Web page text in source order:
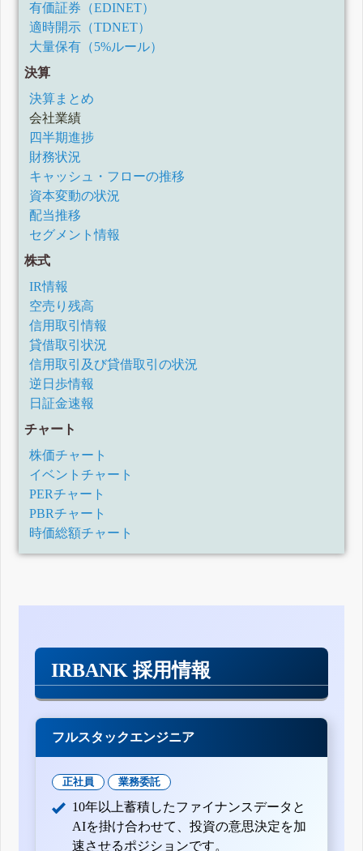
有価証券報告書-第19期(令和3年4月1日-令和4年3月31日)
四半期報告書-第19期第3四半期(令和3年10月1日-令和3年12
月31日)
30日)
四半期報告書-第19期第1四半期(令和3年4月1日-令和3年6月
30日)
有価証券報告書-第18期(令和2年4月1日-令和3年3月31日)
四半期報告書-第18期第3四半期(令和2年10月1日-令和2年12
月31日)
四半期報告書-第18期第2四半期(令和2年7月1日-令和2年9月
30日)
四半期報告書-第18期第1四半期(令和2年4月1日-令和2年6月
30日)
有価証券報告書-第17期(平成31年4月1日-令和2年3月31日)
四半期報告書-第17期第3四半期(令和1年10月1日-令和1年12
四半期報告書-第17期第2四半期(令和1年7月1日-令和1年9月
30日)
四半期報告書-第17期第1四半期(平成31年4月1日-令和1年6月
30日)
有価証券報告書-第16期(平成30年4月1日-平成31年3月31日)
四半期報告書-第16期第3四半期(平成30年10月1日-平成30年
12月31日)
四半期報告書-第16期第2四半期(平成30年7月1日-平成30年9
月30日)
訂正有価証券報告書-第15期(平成29年4月1日-平成30年3月31
日)
四半期報告書-第16期第1四半期(平成30年4月1日-平成30年6
月30日)
有価証券報告書-第15期(平成29年4月1日-平成30年3月31日)
四半期報告書-第15期第3四半期(平成29年10月1日-平成29年
12月31日)
四半期報告書-第15期第2四半期(平成29年7月1日-平成29年9
月30日)
四半期報告書-第15期第1四半期(平成29年4月1日-平成29年6
月30日)
有価証券報告書-第14期(平成28年4月1日-平成29年3月31日)
四半期報告書-第14期第2四半期(平成28年7月1日-平成28年9
有価証券報告書-第13期(平成27年4月1日-平成28年3月31日)
四半期報告書-第13期第3四半期(平成27年10月1日-平成27年
12月31日)
月30日)
四半期報告書-第13期第1四半期(平成27年4月1日-平成27年6
月30日)
四半期報告書-第12期第3四半期(平成26年10月1日-平成26年
12月31日)
四半期報告書-第12期第2四半期(平成26年7月1日-平成26年9
四半期報告書-第12期第1四半期(平成26年4月1日-平成26年6
有価証券（EDINET）
適時開示（TDNET）
大量保有（5%ルール）
決算
決算まとめ
会社業績
四半期進捗
財務状況
キャッシュ・フローの推移
資本変動の状況
配当推移
セグメント情報
株式
IR情報
空売り残高
信用取引情報
貸借取引状況
信用取引及び貸借取引の状況
逆日歩情報
日証金速報
チャート
株価チャート
イベントチャート
PERチャート
PBRチャート
時価総額チャート
IRBANK 採用情報
フルスタックエンジニア
正社員 業務委託
10年以上蓄積したファイナンスデータと
AIを掛け合わせて、投資の意思決定を加
速させるポジションです。